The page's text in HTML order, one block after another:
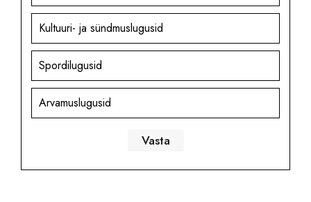
Kultuuri- ja sündmuslugusid
Spordilugusid
Arvamuslugusid